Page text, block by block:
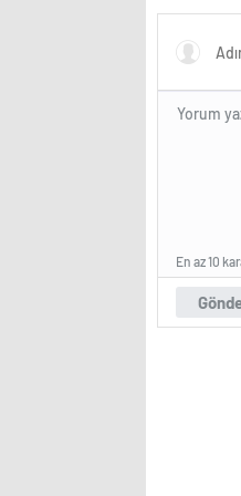
En az 10